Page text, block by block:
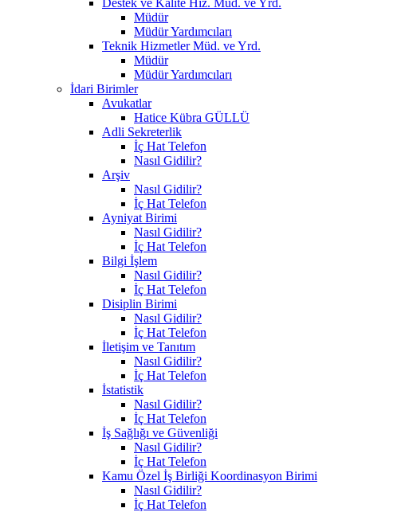
Müdür
Müdür Yardımcıları
Teknik Hizmetler Müd. ve Yrd.
Müdür
Müdür Yardımcıları
İdari Birimler
Avukatlar
Hatice Kübra GÜLLÜ
Adli Sekreterlik
İç Hat Telefon
Nasıl Gidilir?
Arşiv
Nasıl Gidilir?
İç Hat Telefon
Ayniyat Birimi
Nasıl Gidilir?
İç Hat Telefon
Bilgi İşlem
Nasıl Gidilir?
İç Hat Telefon
Disiplin Birimi
Nasıl Gidilir?
İç Hat Telefon
İletişim ve Tanıtım
Nasıl Gidilir?
İç Hat Telefon
İstatistik
Nasıl Gidilir?
İç Hat Telefon
İş Sağlığı ve Güvenliği
Nasıl Gidilir?
İç Hat Telefon
Kamu Özel İş Birliği Koordinasyon Birimi
Nasıl Gidilir?
İç Hat Telefon